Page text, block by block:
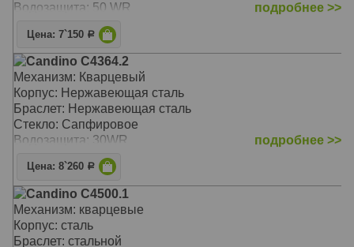
Водозащита: 50 WR
подробнее >>
Цена: 7`150 Р
Candino C4364.2
Механизм: Кварцевый
Корпус: Нержавеющая сталь
Браслет: Нержавеющая сталь
Стекло: Сапфировое
Водозащита: 30WR
подробнее >>
Цена: 8`260 Р
Candino C4500.1
Механизм: кварцевые
Корпус: сталь
Браслет: стальной